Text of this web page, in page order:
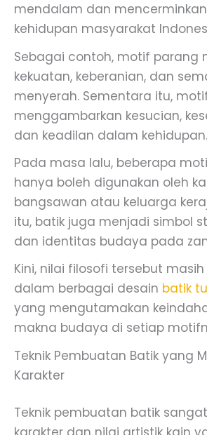
mendalam dan
kehidupan masyarakat
Sebagai contoh, motif parang
kekuatan, keberanian, dan
menyerah. Sementara itu,
menggambarkan kesucian,
dan keadilan dalam kehidupan.
Pada masa lalu, beberapa
hanya boleh digunakan oleh
bangsawan atau keluarga
itu, batik juga menjadi simbol
dan identitas budaya pada
Kini, nilai filosofi tersebut
dalam berbagai desain batik
yang mengutamakan
makna budaya di setiap
Teknik Pembuatan Batik yang
Karakter
Teknik pembuatan batik